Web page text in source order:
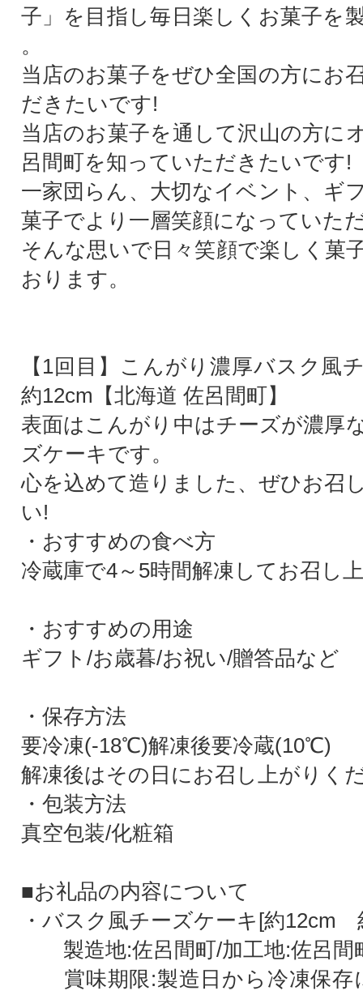
子」を目指し毎日楽しくお菓子を
。
当店のお菓子をぜひ全国の方にお
だきたいです!
当店のお菓子を通して沢山の方に
呂間町を知っていただきたいです!
一家団らん、大切なイベント、ギ
菓子でより一層笑顔になっていた
そんな思いで日々笑顔で楽しく菓
おります。
【1回目】こんがり濃厚バスク
約12cm【北海道 佐呂間町】
表面はこんがり中はチーズが濃厚
ズケーキです。
心を込めて造りました、ぜひお召
い!
・おすすめの食べ方
冷蔵庫で4～5時間解凍してお召し
・おすすめの用途
ギフト/お歳暮/お祝い/贈答品など
・保存方法
要冷凍(-18℃)解凍後要冷蔵(10℃)
解凍後はその日にお召し上がりく
・包装方法
真空包装/化粧箱
■お礼品の内容について
・バスク風チーズケーキ[約12cm
製造地:佐呂間町/加工地:佐呂間
賞味期限:製造日から冷凍保存